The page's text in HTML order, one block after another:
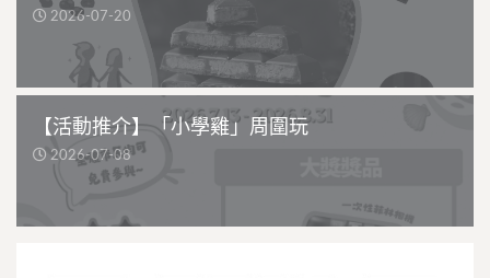
2026-07-20
【活動推介】「小學雞」周圍玩
2026-07-08